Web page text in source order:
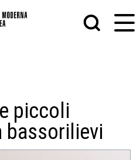
SCULTURA
STAMPA
ALTRO
MATRICI XILOGRAFICHE
FOTOGRAFIA
piccoli
bassorilievi